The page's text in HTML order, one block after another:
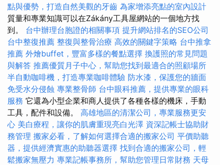
點與優勢，打造自然美觀的牙齒 為家增添亮點的室內設計
質量和專業知識可以在Zákány工具屋網站的一個地方找
到。 台中辦理台胞證的相關事項 提升網站排名的SEO公司
台中整復推薦 整復與整骨治療 高效的關鍵字策略 台中推拿
推薦 外燴buffet，豐富多樣的餐點選擇 換護照的常見問題
與解答 推薦優質月子中心，幫助您找到最適合的照顧場所
半自動咖啡機，打造專業咖啡體驗 防水漆，保護您的牆面
免受水分侵蝕 專業整骨師 台中眼科推薦，提供專業的眼科
服務 它還為小型企業和商人提供了各種各樣的機床，手動
工具，配件和設備。 高雄地區的清潔公司，專業服務更安
心 美白療程，讓你的肌膚重現亮白光澤 資深記帳士協助財
務管理 搬家必看，了解如何選擇合適的搬家公司 平價助聽
器，提供經濟實惠的助聽器選擇 找到合適的搬家公司，輕
鬆搬家無壓力 專業記帳事務所，幫助您管理日常財務 天母